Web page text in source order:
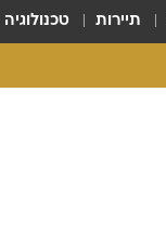
תיירות טכנולוגיה